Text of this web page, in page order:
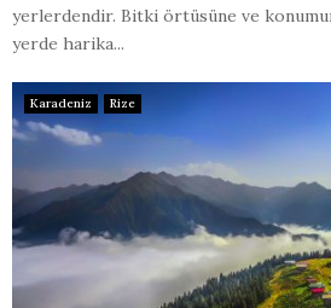
yerlerdendir. Bitki örtüsüne ve
yerde harika...
Karadeniz Rize